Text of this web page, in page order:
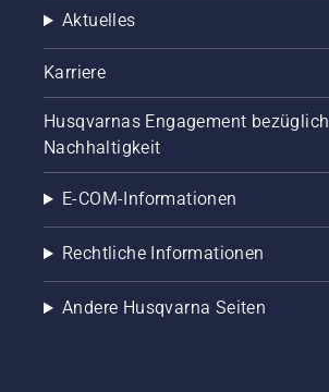
Aktuelles
Karriere
Husqvarnas Engagement bezüglich
Nachhaltigkeit
E-COM-Informationen
Rechtliche Informationen
Andere Husqvarna Seiten